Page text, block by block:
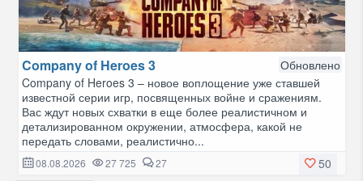
Company of Heroes 3
Обновлено
Company of Heroes 3 – новое воплощение уже ставшей
известной серии игр, посвященных войне и сражениям.
Вас ждут новых схватки в еще более реалистичном и
детализированном окружении, атмосфера, какой не
передать словами, реалистично...
50
08.08.2026 27 725 27